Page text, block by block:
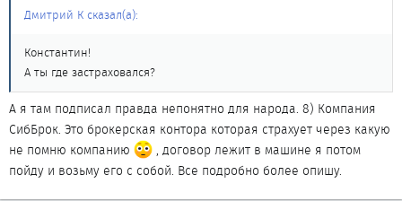
Дмитрий К сказал(а):
Константин!
А ты где застраховался?
А я там подписал правда непонятно для народа. 8) Компания
СибБрок. Это брокерская контора которая страхует через какую
не помню компанию
, договор лежит в машине я потом
пойду и возьму его с собой. Все подробно более опишу.